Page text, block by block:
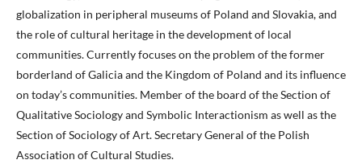
globalization in peripheral museums of Poland and Slovakia, and
the role of cultural heritage in the development of local
communities. Currently focuses on the problem of the former
borderland of Galicia and the Kingdom of Poland and its influence
on today’s communities. Member of the board of the Section of
Qualitative Sociology and Symbolic Interactionism as well as the
Section of Sociology of Art. Secretary General of the Polish
Association of Cultural Studies.